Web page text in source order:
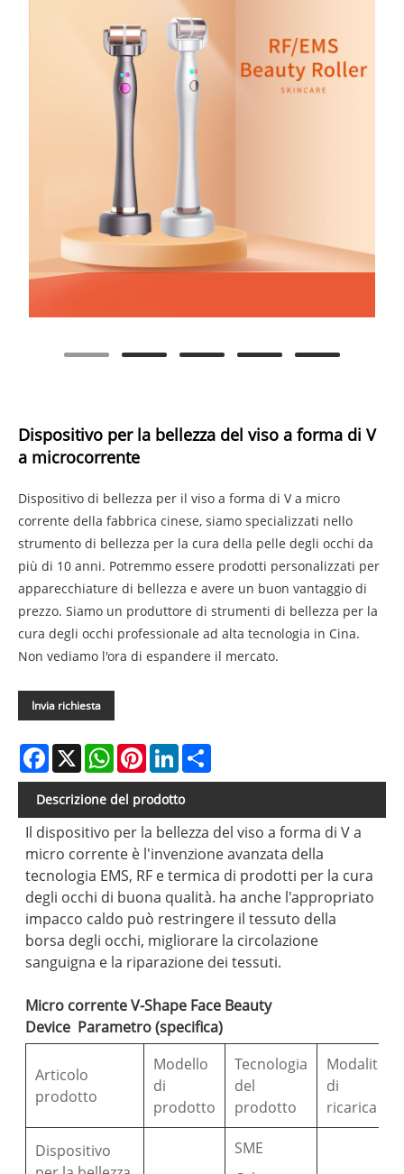
Dispositivo per la bellezza del viso a forma di V
a microcorrente
Dispositivo di bellezza per il viso a forma di V a micro
corrente della fabbrica cinese, siamo specializzati nello
strumento di bellezza per la cura della pelle degli occhi da
più di 10 anni. Potremmo essere prodotti personalizzati per
apparecchiature di bellezza e avere un buon vantaggio di
prezzo. Siamo un produttore di strumenti di bellezza per la
cura degli occhi professionale ad alta tecnologia in Cina.
Non vediamo l'ora di espandere il mercato.
Invia richiesta
Facebook
X WhatsAppPinterestLinkedIn
Descrizione del prodotto
Il dispositivo per la bellezza del viso a forma di V a
micro corrente è l'invenzione avanzata della
tecnologia EMS, RF e termica di prodotti per la cura
degli occhi di buona qualità. ha anche l'appropriato
impacco caldo può restringere il tessuto della
borsa degli occhi, migliorare la circolazione
sanguigna e la riparazione dei tessuti.
Micro corrente V-Shape Face Beauty
Device Parametro (specifica)
Articolo
prodotto
Modello
di
prodotto
Tecnologia
del
prodotto
Modalità
di
ricarica
Dispositivo
SME